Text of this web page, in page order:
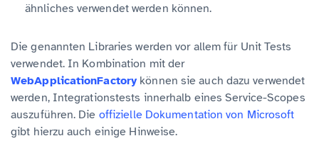
ähnliches verwendet werden können.
Die genannten Libraries werden vor allem für Unit Tests
verwendet. In Kombination mit der
WebApplicationFactory können sie auch dazu verwendet
werden, Integrationstests innerhalb eines Service-Scopes
auszuführen. Die offizielle Dokumentation von Microsoft
gibt hierzu auch einige Hinweise.